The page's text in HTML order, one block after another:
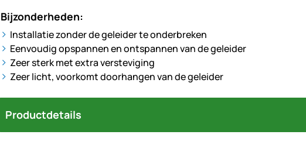
Bijzonderheden:
Installatie zonder de geleider te onderbreken
Eenvoudig opspannen en ontspannen van de geleider
Zeer sterk met extra versteviging
Zeer licht, voorkomt doorhangen van de geleider
Productdetails